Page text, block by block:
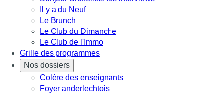
Il y a du Neuf
Le Brunch
Le Club du Dimanche
Le Club de l'Immo
Grille des programmes
Nos dossiers
Colère des enseignants
Foyer anderlechtois